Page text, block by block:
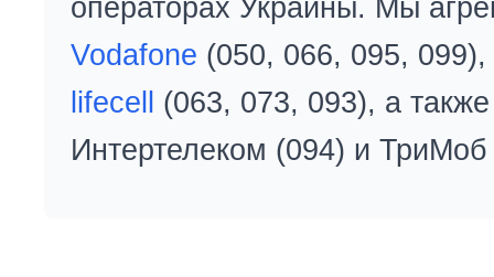
операторах Украины. Мы
Vodafone (050, 066, 095, 099),
lifecell
(063, 073, 093), а
Интертелеком (094) и ТриМоб